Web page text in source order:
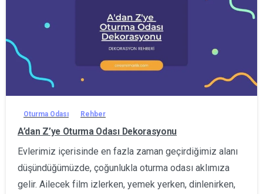
Oturma Odası Rehber
A’dan Z’ye Oturma Odası Dekorasyonu
Evlerimiz içerisinde en fazla zaman geçirdiğimiz alanı
düşündüğümüzde, çoğunlukla oturma odası aklımıza
gelir. Ailecek film izlerken, yemek yerken, dinlenirken,